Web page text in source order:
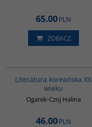
65.00PLN
ZOBACZ
Literatura koreańska XX
wieku
Ogarek-Czoj Halina
46.00PLN